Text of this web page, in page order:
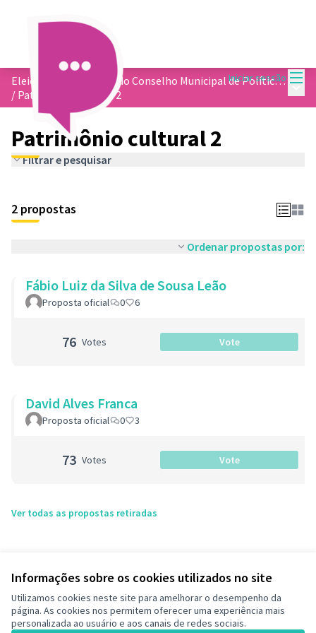
Informações sobre os cookies utilizados no site
Utilizamos cookies neste site para amelhorar o desempenho da
página. As cookies nos permitem oferecer uma experiência mais
personalizada ao usuário e aos canais de redes sociais.
Iniciar sessão
Eleição dos membros do Conselho Municipal de Política Cultural
/ Patrimônio cultural 2
Patrimônio cultural 2
Filtrar e pesquisar
2 propostas
Ordenar propostas por:
Fábio Luiz da Silva de Sousa Leão
Proposta oficial 0 6
76 Votes Vote
David Alves Franca
Proposta oficial 0 3
73 Votes Vote
Ver todas as propostas retiradas